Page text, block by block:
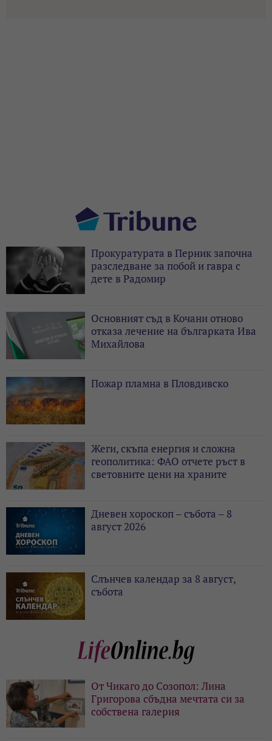
Прокуратурата в Перник започна
разследване за побой и гавра с
дете в Радомир
Основният съд в Кочани отново
отказа лечение на българката Ива
Михайлова
Пожар пламна в Пловдивско
Жеги, скъпа енергия и сложна
геополитика: ФАО отчете ръст в
световните цени на храните
Дневен хороскоп – събота – 8
август 2026
Слънчев календар за 8 август,
събота
От Чикаго до Созопол: Лина
Григорова сбъдна мечтата си за
собствена галерия